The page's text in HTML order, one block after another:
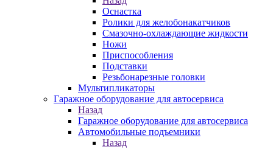
Оснастка
Ролики для желобонакатчиков
Смазочно-охлаждающие жидкости
Ножи
Приспособления
Подставки
Резьбонарезные головки
Мультипликаторы
Гаражное оборудование для автосервиса
Назад
Гаражное оборудование для автосервиса
Автомобильные подъемники
Назад